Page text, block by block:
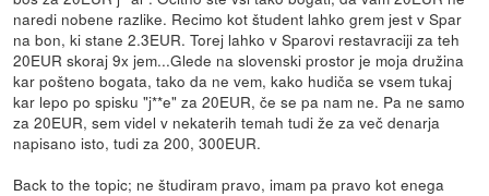
naredi nobene razlike. Recimo kot študent lahko grem jest v Spar
na bon, ki stane 2.3EUR. Torej lahko v Sparovi restavraciji za teh
20EUR skoraj 9x jem...Glede na slovenski prostor je moja družina
kar pošteno bogata, tako da ne vem, kako hudiča se vsem tukaj
kar lepo po spisku "j**e" za 20EUR, če se pa nam ne. Pa ne samo
za 20EUR, sem videl v nekaterih temah tudi že za več denarja
napisano isto, tudi za 200, 300EUR.
Back to the topic; ne študiram pravo, imam pa pravo kot enega